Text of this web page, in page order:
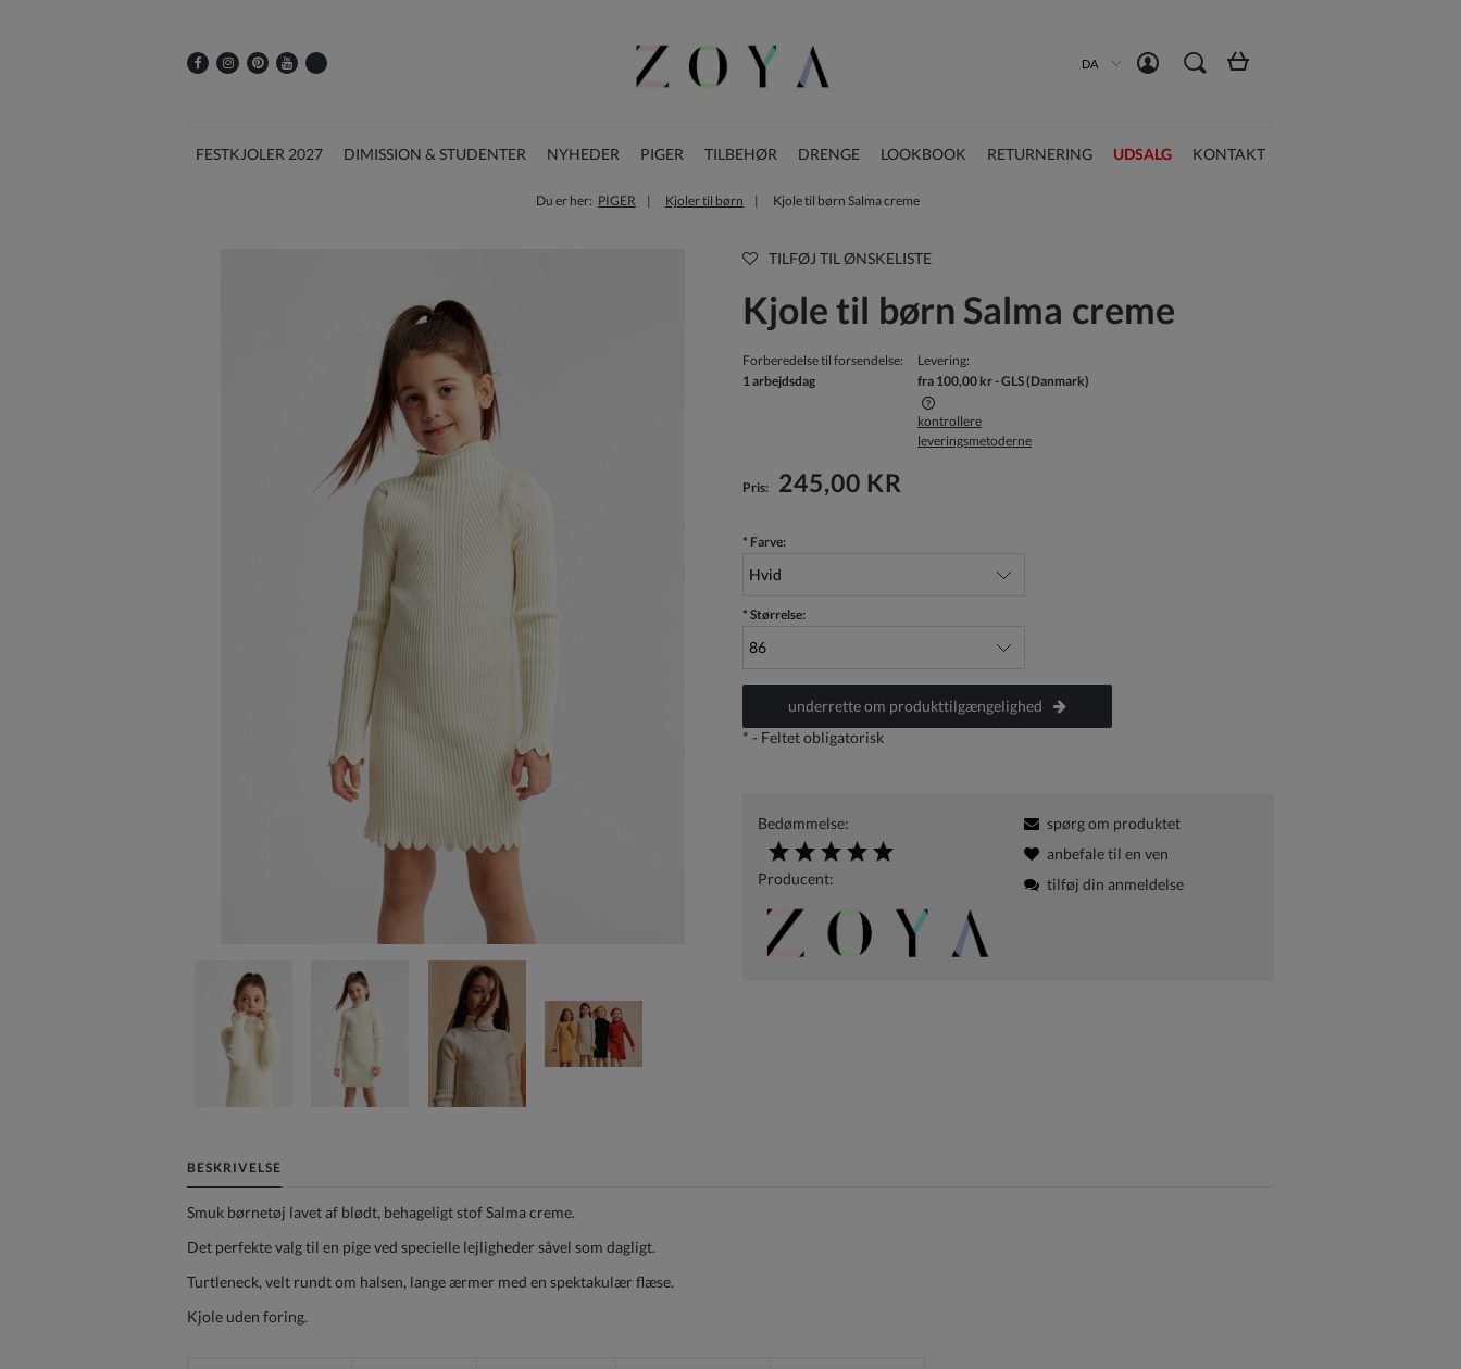
DA
FESTKJOLER 2027 DIMISSION & STUDENTER NYHEDER PIGER TILBEHØR DRENGE LOOKBOOK RETURNERING UDSALG KONTAKT
Du er her: PIGER Kjoler til børn Kjole til børn Salma creme
TILFØJ TIL ØNSKELISTE
Kjole til børn Salma creme
Forberedelse til forsendelse:
1 arbejdsdag
Levering:
fra 100,00 kr- GLS(Danmark)
betalingsomkostninger
kontrollere
leveringsmetoderne
Pris: 245,00 KR
* Farve:
* Størrelse:
underrette om produkttilgængelighed
* - Feltet obligatorisk
Bedømmelse:
Producent:
spørg om produktet
anbefale til en ven
tilføj din anmeldelse
BESKRIVELSE
Smuk børnetøj lavet af blødt, behageligt stof Salma creme.
Det perfekte valg til en pige ved specielle lejligheder såvel som dagligt.
Turtleneck, velt rundt om halsen, lange ærmer med en spektakulær flæse.
Kjole uden foring.